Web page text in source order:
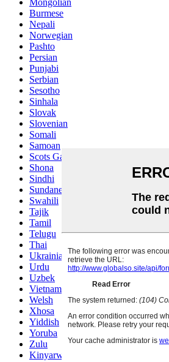
Burmese
Nepali
Norwegian
Pashto
Persian
Punjabi
Serbian
Sesotho
Sinhala
Slovak
Slovenian
Somali
Samoan
Scots Gaelic
Shona
Sindhi
Sundanese
Swahili
Tajik
Tamil
Telugu
Thai
Ukrainian
Urdu
Uzbek
Vietnamese
Welsh
Xhosa
Yiddish
Yoruba
Zulu
Kinyarwanda